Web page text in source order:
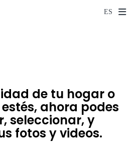
de tu hogar o
ahora podes
seleccionar, y
fotos y videos.